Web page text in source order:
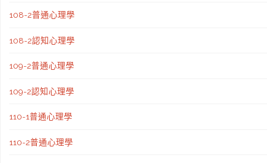
108-2普通心理學
108-2認知心理學
109-2普通心理學
109-2認知心理學
110-1普通心理學
110-2普通心理學